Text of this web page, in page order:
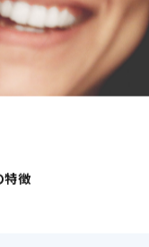
特徴